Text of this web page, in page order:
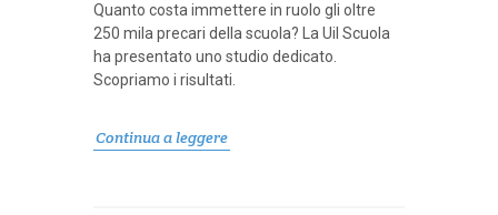
Quanto costa immettere in ruolo gli oltre
250 mila precari della scuola? La Uil Scuola
ha presentato uno studio dedicato.
Scopriamo i risultati.
Continua a leggere